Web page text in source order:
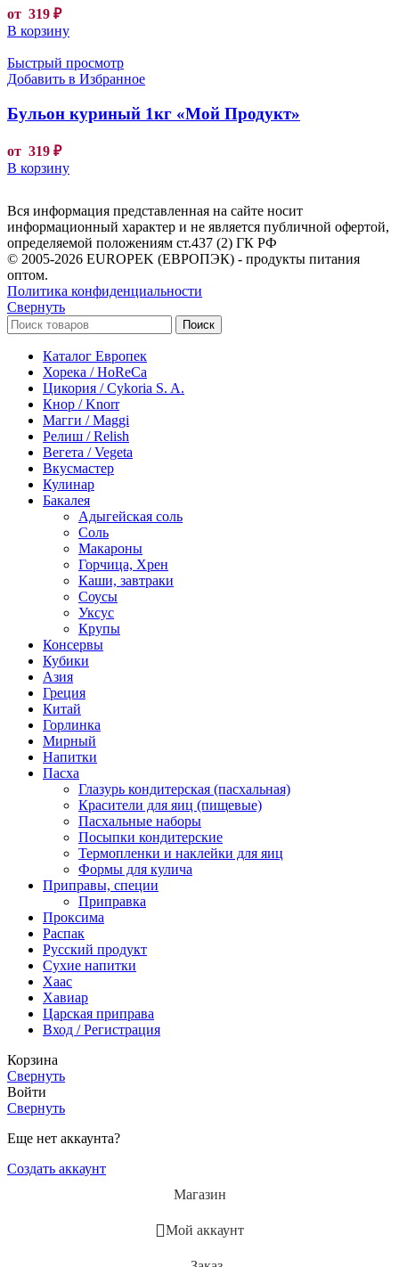
от 319 ₽
В корзину
Быстрый просмотр
Добавить в Избранное
Бульон куриный 1кг «Мой Продукт»
от 319 ₽
В корзину
Вся информация представленная на сайте носит
информационный характер и не является публичной офертой,
определяемой положениям ст.437 (2) ГК РФ
© 2005-2026 EUROPEK (ЕВРОПЭК) - продукты питания
оптом.
Политика конфиденциальности
Свернуть
Поиск
Каталог Европек
Хорека / HoReCa
Цикория / Cykoria S. A.
Кнор / Knorr
Магги / Maggi
Релиш / Relish
Вегета / Vegeta
Вкусмастер
Кулинар
Бакалея
Адыгейская соль
Соль
Макароны
Горчица, Хрен
Каши, завтраки
Соусы
Уксус
Крупы
Консервы
Кубики
Азия
Греция
Китай
Горлинка
Мирный
Напитки
Пасха
Глазурь кондитерская (пасхальная)
Красители для яиц (пищевые)
Пасхальные наборы
Посыпки кондитерские
Термопленки и наклейки для яиц
Формы для кулича
Приправы, специи
Приправка
Проксима
Распак
Русский продукт
Сухие напитки
Хаас
Хавиар
Царская приправа
Вход / Регистрация
Корзина
Свернуть
Войти
Свернуть
Еще нет аккаунта?
Создать аккаунт
Магазин
Мой аккаунт